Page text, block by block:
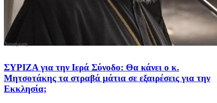
ΣΥΡΙΖΑ για την Ιερά Σύνοδο: Θα κάνει ο κ.
Μητσοτάκης τα στραβά μάτια σε εξαιρέσεις για την
Εκκλησία;